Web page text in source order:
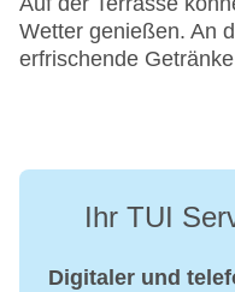
Wetter genießen. An
erfrischende
Ihr TUI
Digitaler und